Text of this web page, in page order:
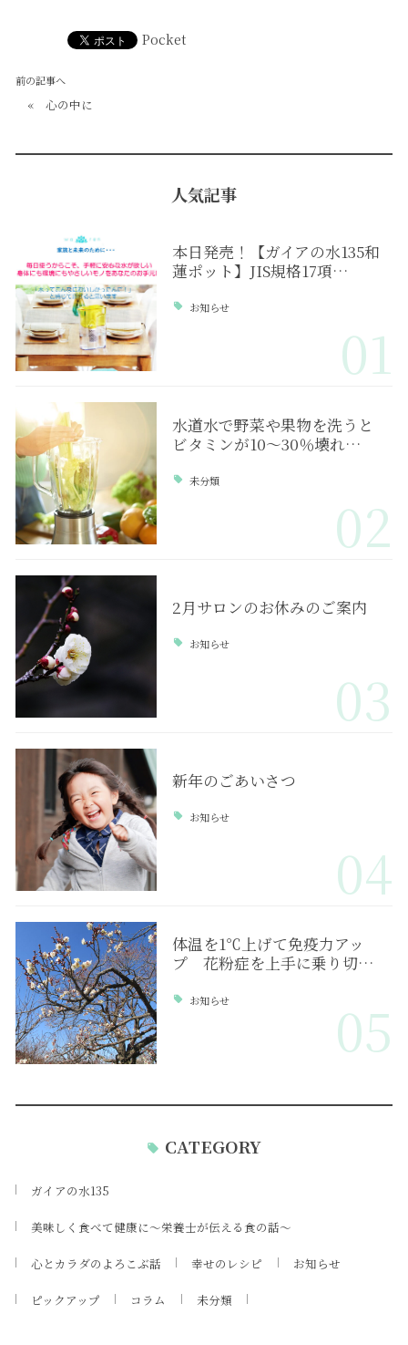
Pocket
前の記事へ
« 心の中に
人気記事
本日発売！【ガイアの水135和
蓮ポット】JIS規格17項…
お知らせ
01
水道水で野菜や果物を洗うと
ビタミンが10～30％壊れ…
未分類
02
2月サロンのお休みのご案内
お知らせ
03
新年のごあいさつ
お知らせ
04
体温を1℃上げて免疫力アッ
プ 花粉症を上手に乗り切…
お知らせ 05
CATEGORY
ガイアの水135
美味しく食べて健康に～栄養士が伝える食の話～
心とカラダのよろこぶ話 幸せのレシピ お知らせ
ピックアップ コラム 未分類